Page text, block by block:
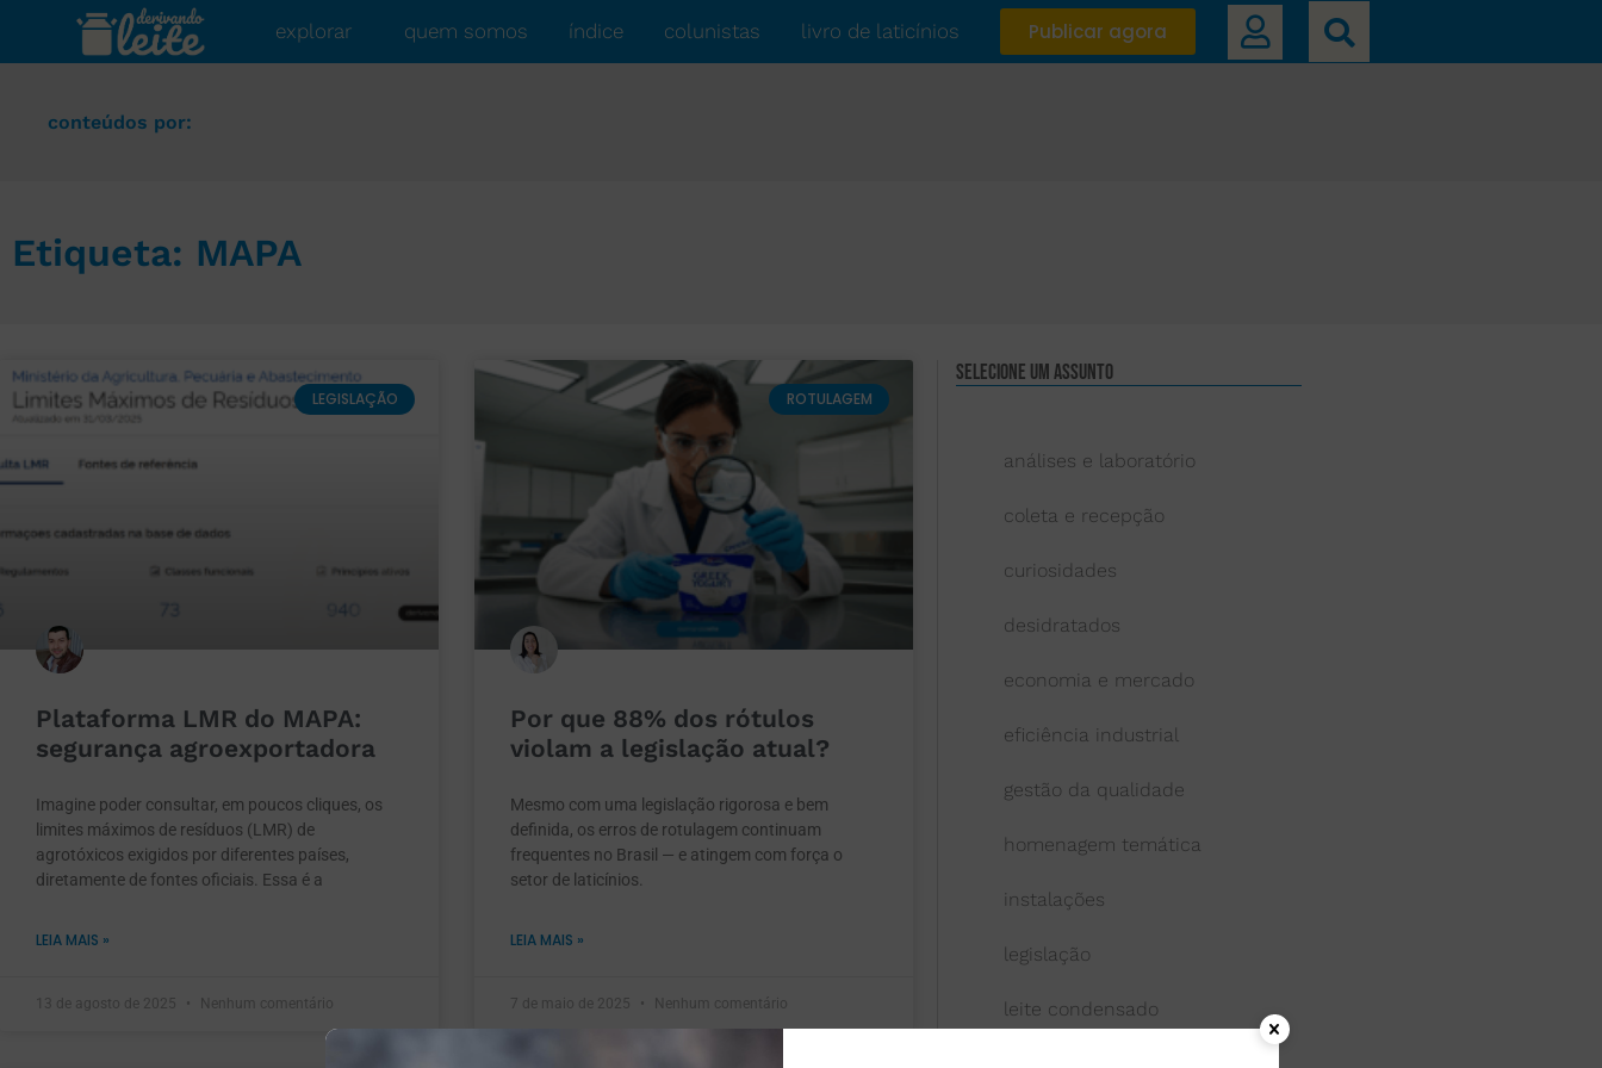
explorar quem somos índice colunistas livro de laticínios Publicar agora
conteúdos por:
Etiqueta: MAPA
LEGISLAÇÃO
Plataforma LMR do MAPA:
segurança agroexportadora
Imagine poder consultar, em poucos cliques, os
limites máximos de resíduos (LMR) de
agrotóxicos exigidos por diferentes países,
diretamente de fontes oficiais. Essa é a
LEIA MAIS »
13 de agosto de 2025 Nenhum comentário
ROTULAGEM
Por que 88% dos rótulos
violam a legislação atual?
Mesmo com uma legislação rigorosa e bem
definida, os erros de rotulagem continuam
frequentes no Brasil — e atingem com força o
setor de laticínios.
LEIA MAIS »
7 de maio de 2025 Nenhum comentário
Selecione um assunto
análises e laboratório
coleta e recepção
curiosidades
desidratados
economia e mercado
eficiência industrial
gestão da qualidade
homenagem temática
instalações
legislação
leite condensado